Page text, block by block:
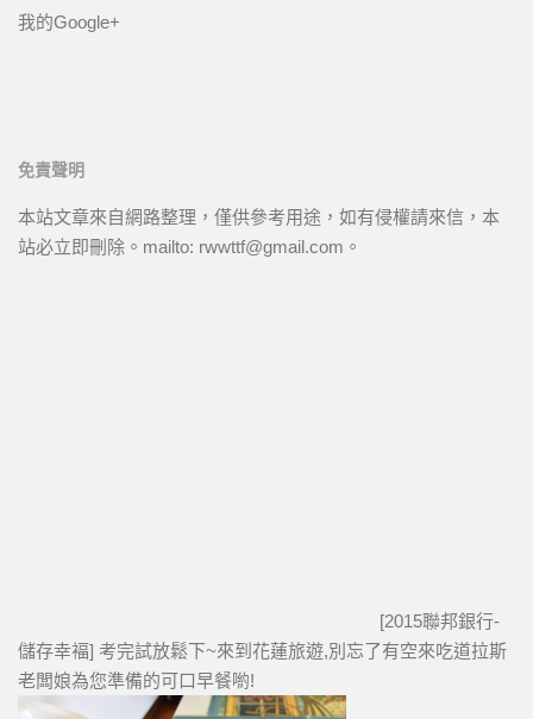
我的Google+
免責聲明
本站文章來自網路整理，僅供參考用途，如有侵權請來信，本
站必立即刪除。mailto: rwwttf@gmail.com。
[2015聯邦銀行-
儲存幸褔] 考完試放鬆下~來到花蓮旅遊,別忘了有空來吃道拉斯
老闆娘為您準備的可口早餐喲!